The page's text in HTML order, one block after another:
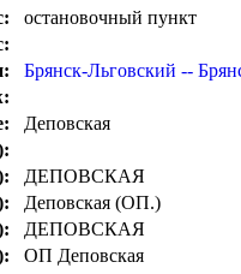
остановочный пункт
Брянск-Льговский --
Деповская
ДЕПОВСКАЯ
Деповская (ОП.)
ДЕПОВСКАЯ
ОП Деповская